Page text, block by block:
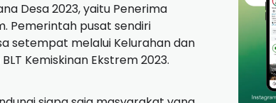
Desa 2023, yaitu Penerima
Pemerintah pusat sendiri
setempat melalui Kelurahan dan
Kemiskinan Ekstrem 2023.